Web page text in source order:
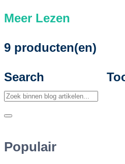
Meer Lezen
9 producten(en)
Search
Populair